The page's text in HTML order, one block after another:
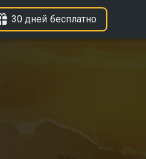
30 дней бесплатно